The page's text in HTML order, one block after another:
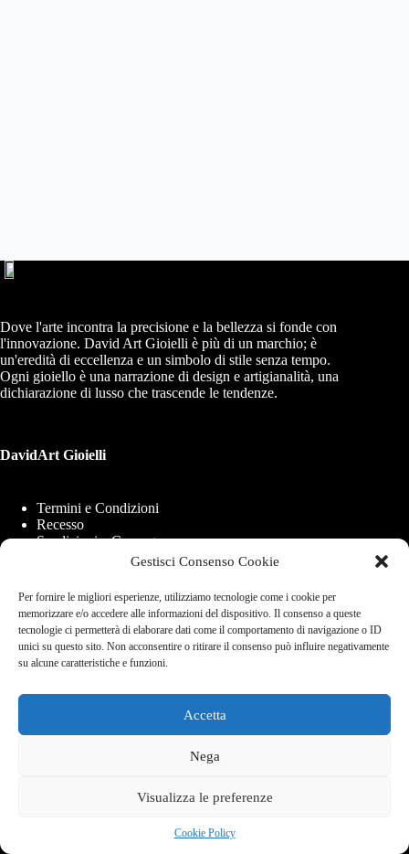
Gestisci Consenso Cookie
Per fornire le migliori esperienze, utilizziamo tecnologie come i cookie per
memorizzare e/o accedere alle informazioni del dispositivo. Il consenso a queste
tecnologie ci permetterà di elaborare dati come il comportamento di navigazione o ID
unici su questo sito. Non acconsentire o ritirare il consenso può influire negativamente
su alcune caratteristiche e funzioni.
Accetta
Nega
Visualizza le preferenze
Cookie Policy
Dove l'arte incontra la precisione e la bellezza si fonde con
l'innovazione. David Art Gioielli è più di un marchio; è
un'eredità di eccellenza e un simbolo di stile senza tempo.
Ogni gioiello è una narrazione di design e artigianalità, una
dichiarazione di lusso che trascende le tendenze.
DavidArt Gioielli
Termini e Condizioni
Recesso
Spedizioni e Consegne
Modalità di Pagamento
DavidArt di Ambrosio Saverio
Via Carlo de Marco 21b, 80137 - Napoli
P.iva 09865821210
info@davidartgioeilli.com
Copyright © 2026 - Realizzato con ❤️ a Napoli per il mondo